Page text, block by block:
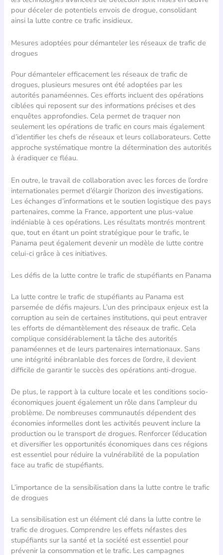
pour déceler de potentiels envois de drogue, consolidant
ainsi la lutte contre ce trafic insidieux.
Mesures adoptées pour démanteler les réseaux de trafic de
drogues
Pour démanteler efficacement les réseaux de trafic de
drogues, plusieurs mesures ont été adoptées par les
autorités panaméennes. Ces efforts incluent des opérations
ciblées qui reposent sur des informations précises et des
enquêtes approfondies. Cela permet de traquer non
seulement les opérations de trafic en cours mais également
d’identifier les chefs de réseaux et leurs collaborateurs. Cette
approche systématique montre la détermination des autorités
à éradiquer ce fléau.
En outre, le travail de collaboration avec les forces de l’ordre
internationales permet d’élargir l’horizon des investigations.
Les échanges d’informations et le soutien logistique des pays
partenaires, comme la France, apportent une plus-value
indéniable à ces opérations. Les résultats montrés montrent
que, tout en étant un point stratégique pour le trafic, le
Panama peut également devenir un modèle de lutte contre
celui-ci grâce à ces initiatives.
Les défis de la lutte contre le trafic de stupéfiants en Panama
La lutte contre le trafic de stupéfiants au Panama est
parsemée de défis majeurs. L’un des principaux enjeux est la
corruption au sein de certaines institutions, qui peut entraver
les efforts de démantèlement des réseaux de trafic. Cela
complique considérablement la tâche des autorités
panaméennes et de leurs partenaires internationaux. Sans
une intégrité inébranlable des forces de l’ordre, il devient
difficile de garantir le succès des opérations anti-drogue.
De plus, le rapport à la culture locale et les conditions socio-
économiques jouent également un rôle dans l’ampleur du
problème. De nombreuses communautés dépendent des
économies informelles dont les activités peuvent inclure la
production ou le transport de drogues. Renforcer l’éducation
et diversifier les opportunités économiques dans ces régions
est essentiel pour réduire la vulnérabilité de la population
face au trafic de stupéfiants.
L’importance de la sensibilisation dans la lutte contre le trafic
de drogues
La sensibilisation est un élément clé dans la lutte contre le
trafic de drogues. Comprendre les effets néfastes des
stupéfiants sur la santé et la société est essentiel pour
prévenir la consommation et le trafic. Les campagnes